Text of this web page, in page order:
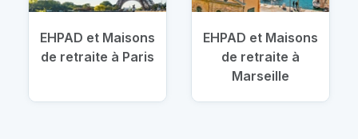
EHPAD et Maisons
de retraite à Paris
EHPAD et Maisons
de retraite à
Marseille